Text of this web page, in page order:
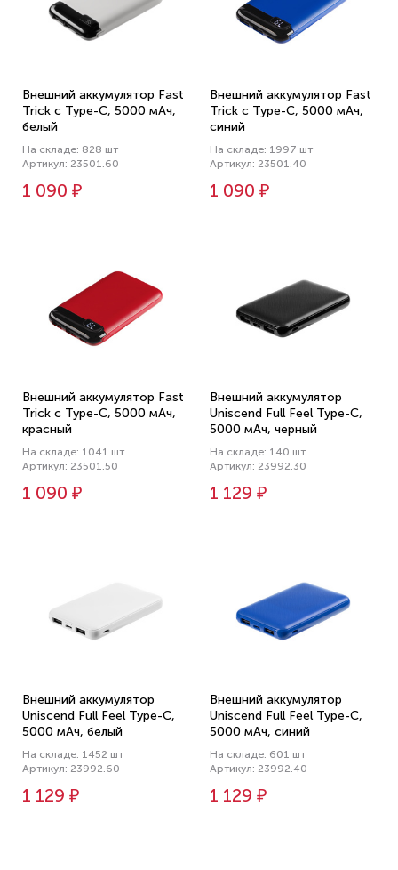
Внешний аккумулятор Fast
Trick с Type-C, 5000 мАч,
белый
На складе: 828 шт
Артикул: 23501.60
1 090 ₽
Внешний аккумулятор Fast
Trick с Type-C, 5000 мАч,
синий
На складе: 1997 шт
Артикул: 23501.40
1 090 ₽
Внешний аккумулятор Fast
Trick с Type-C, 5000 мАч,
красный
На складе: 1041 шт
Артикул: 23501.50
1 090 ₽
Внешний аккумулятор
Uniscend Full Feel Type-C,
5000 мАч, черный
На складе: 140 шт
Артикул: 23992.30
1 129 ₽
Внешний аккумулятор
Uniscend Full Feel Type-C,
5000 мАч, белый
На складе: 1452 шт
Артикул: 23992.60
1 129 ₽
Внешний аккумулятор
Uniscend Full Feel Type-C,
5000 мАч, синий
На складе: 601 шт
Артикул: 23992.40
1 129 ₽